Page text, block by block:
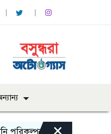
সংসদে তুলে ধরবে সরকার :
×